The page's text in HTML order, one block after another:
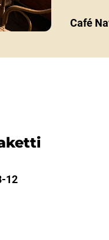
Café
12